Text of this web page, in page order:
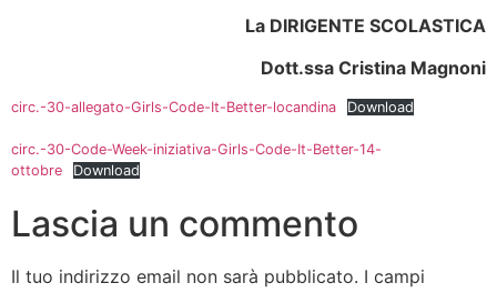
La DIRIGENTE SCOLASTICA
Dott.ssa Cristina Magnoni
circ.-30-allegato-Girls-Code-It-Better-locandina Download
circ.-30-Code-Week-iniziativa-Girls-Code-It-Better-14-
ottobre
Download
Lascia un commento
Il tuo indirizzo email non sarà pubblicato. I campi